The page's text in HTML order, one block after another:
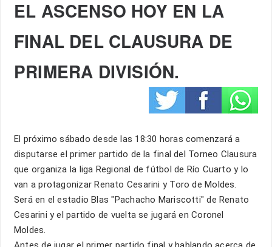
EL ASCENSO HOY EN LA
FINAL DEL CLAUSURA DE
PRIMERA DIVISIÓN.
El próximo sábado desde las 18:30 horas comenzará a
disputarse el primer partido de la final del Torneo Clausura
que organiza la liga Regional de fútbol de Río Cuarto y lo
van a protagonizar Renato Cesarini y Toro de Moldes.
Será en el estadio Blas "Pachacho Mariscotti" de Renato
Cesarini y el partido de vuelta se jugará en Coronel
Moldes.